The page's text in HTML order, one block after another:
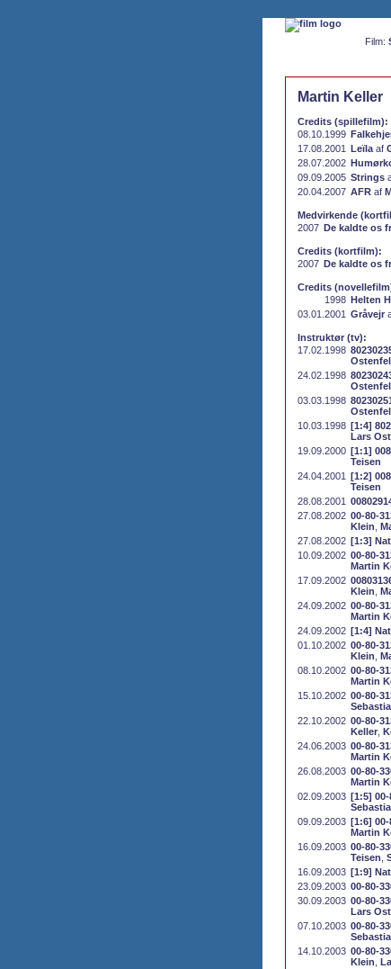
Film:
Martin Keller
Credits (spillefilm):
08.10.1999
17.08.2001 Leïla af
28.07.2002
09.09.2005 Strings
20.04.2007 AFR af
Medvirkende
2007 De kaldte os
Credits (kortfilm):
2007 De kaldte os
Credits
1998 Helten
03.01.2001 Gråvejr
Instruktør (tv):
17.02.1998
24.02.1998
03.03.1998
10.03.1998 [1:4]
Lars
19.09.2000 [1:1]
Teisen
24.04.2001 [1:2]
Teisen
28.08.2001
27.08.2002 00-80-
Klein
27.08.2002 [1:3]
10.09.2002 00-80-
Martin
17.09.2002
Klein
24.09.2002 00-80-
Martin
24.09.2002 [1:4]
01.10.2002 00-80-
Klein
08.10.2002 00-80-
Martin
15.10.2002 00-80-
22.10.2002 00-80-
Keller
24.06.2003 00-80-
Martin
26.08.2003 00-80-
Martin
02.09.2003 [1:5]
09.09.2003 [1:6]
Martin
16.09.2003 00-80-
Teisen
16.09.2003 [1:9]
23.09.2003 00-80-
30.09.2003 00-80-
Lars
07.10.2003 00-80-
14.10.2003 00-80-
Klein